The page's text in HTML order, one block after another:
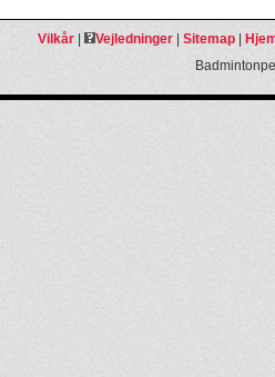
Vilkår| Vejledninger| Sitemap|